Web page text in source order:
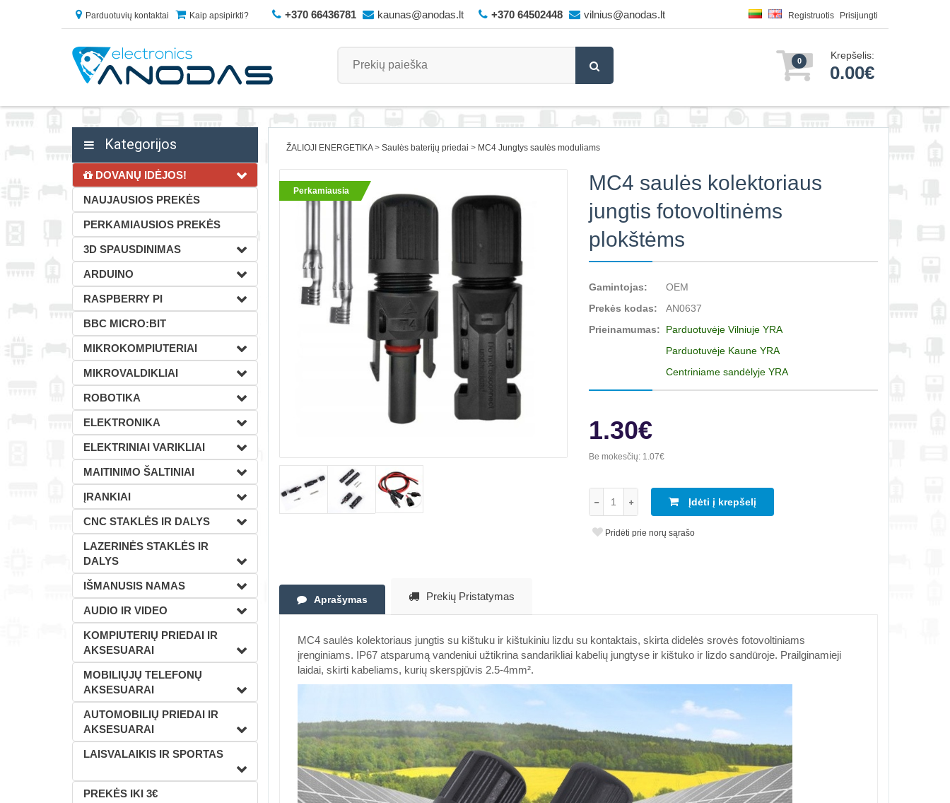
Parduotuvių kontaktai Kaip apsipirkti? +370 66436781 kaunas@anodas.lt +370 64502448 vilnius@anodas.lt Registruotis Prisijungti
0 Krepšelis:
0.00€
Kategorijos
DOVANŲ IDĖJOS!
NAUJAUSIOS PREKĖS
PERKAMIAUSIOS PREKĖS
3D SPAUSDINIMAS
ARDUINO
RASPBERRY PI
BBC MICRO:BIT
MIKROKOMPIUTERIAI
MIKROVALDIKLIAI
ROBOTIKA
ELEKTRONIKA
ELEKTRINIAI VARIKLIAI
MAITINIMO ŠALTINIAI
ĮRANKIAI
CNC STAKLĖS IR DALYS
LAZERINĖS STAKLĖS IR
DALYS
IŠMANUSIS NAMAS
AUDIO IR VIDEO
KOMPIUTERIŲ PRIEDAI IR
AKSESUARAI
MOBILIŲJŲ TELEFONŲ
AKSESUARAI
AUTOMOBILIŲ PRIEDAI IR
AKSESUARAI
LAISVALAIKIS IR SPORTAS
PREKĖS IKI 3€
ŽALIOJI ENERGETIKA Saulės baterijų priedai MC4 Jungtys saulės moduliams
Perkamiausia
MC4 saulės kolektoriaus
jungtis fotovoltinėms
plokštėms
Gamintojas:
OEM
Prekės kodas:
AN0637
Prieinamumas:
Parduotuvėje Vilniuje YRA
Parduotuvėje Kaune YRA
Centriniame sandėlyje YRA
1.30€
Be mokesčių: 1.07€
Įdėti į krepšelį
Pridėti prie norų sąrašo
Aprašymas Prekių Pristatymas
MC4 saulės kolektoriaus jungtis su kištuku ir kištukiniu lizdu su kontaktais, skirta didelės srovės fotovoltiniams
įrenginiams. IP67 atsparumą vandeniui užtikrina sandarikliai kabelių jungtyse ir kištuko ir lizdo sandūroje. Prailginamieji
laidai, skirti kabeliams, kurių skerspjūvis 2.5-4mm².